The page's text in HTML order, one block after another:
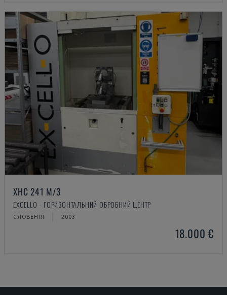
XHC 241 M/3
EXCELLO - ГОРИЗОНТАЛЬНИЙ ОБРОБНИЙ ЦЕНТР
СЛОВЕНІЯ 2003
18.000 €